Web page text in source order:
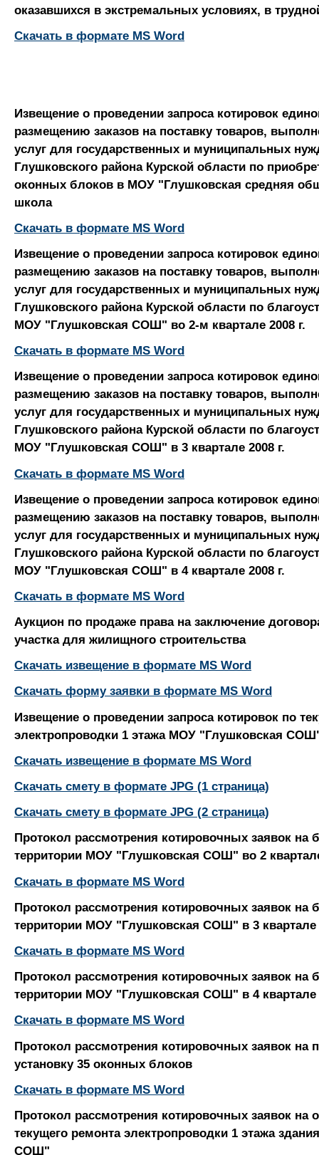
оказавшихся в экстремальных условиях, в
Скачать в формате MS Word
Извещение о проведении запроса котировок
размещению заказов на поставку товаров,
услуг для государственных и муниципальных
Глушковского района Курской области по
оконных блоков в МОУ "Глушковская средняя
школа
Скачать в формате MS Word
Извещение о проведении запроса котировок
размещению заказов на поставку товаров,
услуг для государственных и муниципальных
Глушковского района Курской области по
МОУ "Глушковская СОШ" во 2-м квартале 2008 г.
Скачать в формате MS Word
Извещение о проведении запроса котировок
размещению заказов на поставку товаров,
услуг для государственных и муниципальных
Глушковского района Курской области по
МОУ "Глушковская СОШ" в 3 квартале 2008 г.
Скачать в формате MS Word
Извещение о проведении запроса котировок
размещению заказов на поставку товаров,
услуг для государственных и муниципальных
Глушковского района Курской области по
МОУ "Глушковская СОШ" в 4 квартале 2008 г.
Скачать в формате MS Word
Аукцион по продаже права на заключение
участка для жилищного строительства
Скачать извещение в формате MS Word
Скачать форму заявки в формате MS Word
Извещение о проведении запроса котировок по
электропроводки 1 этажа МОУ "Глушковская
Скачать извещение в формате MS Word
Скачать смету в формате JPG (1 страница)
Скачать смету в формате JPG (2 страница)
Протокол рассмотрения котировочных заявок на
территории МОУ "Глушковская СОШ" во 2
Скачать в формате MS Word
Протокол рассмотрения котировочных заявок на
территории МОУ "Глушковская СОШ" в 3 квартале
Скачать в формате MS Word
Протокол рассмотрения котировочных заявок на
территории МОУ "Глушковская СОШ" в 4 квартале
Скачать в формате MS Word
Протокол рассмотрения котировочных заявок на
установку 35 оконных блоков
Скачать в формате MS Word
Протокол рассмотрения котировочных заявок на
текущего ремонта электропроводки 1 этажа
СОШ"